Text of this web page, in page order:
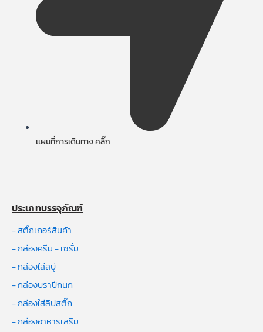
เเผนที่การเดินทาง คลิ๊ก
ประเภทบรรจุภัณฑ์
- สติ๊กเกอร์สินค้า
- กล่องครีม - เซรั่ม
- กล่องใส่สบู่
- กล่องบราปีกนก
- กล่องใส่ลิปสติ๊ก
- กล่องอาหารเสริม